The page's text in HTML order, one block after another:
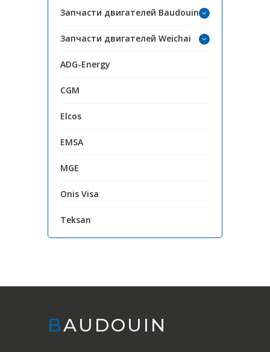
Запчасти двигателей Baudouin
Запчасти двигателей Weichai
ADG-Energy
CGM
Elcos
EMSA
MGE
Onis Visa
Teksan
BAUDOUIN